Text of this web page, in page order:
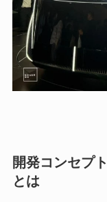
開発コンセプ
とは